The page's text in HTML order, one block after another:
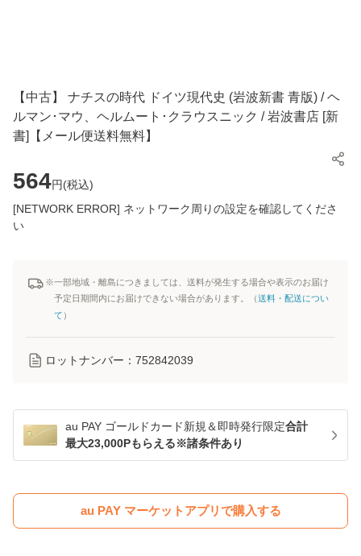
【中古】 ナチスの時代 ドイツ現代史 (岩波新書 青版) / ヘ
ルマン･マウ、ヘルムート･クラウスニック / 岩波書店 [新
書]【メール便送料無料】
564円(税込)
[NETWORK ERROR] ネットワーク周りの設定を確認してくださ
い
※一部地域・離島につきましては、送料が発生する場合や表示のお届け
予定日期間内にお届けできない場合があります。（送料・配送につい
て ）
ロットナンバー： 752842039
au PAY ゴールドカード新規＆即時発行限定合計
最大23,000Pもらえる※諸条件あり
au PAY マーケットアプリで購入する